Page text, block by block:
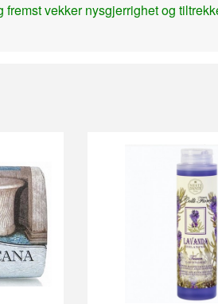
vekker nysgjerrighet og